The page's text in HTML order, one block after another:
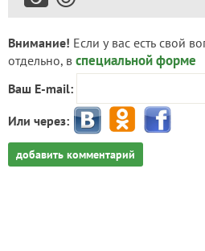
Внимание! Если у вас есть свой
отдельно, в специальной форме
Ваш E-mail:
Или через:
добавить комментарий